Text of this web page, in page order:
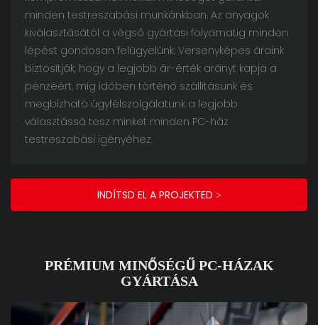
minden testreszabási munkánkban. Az anyagok
kiválasztásától a végső gyártási folyamatig minden
lépést gondosan felügyelünk. Versenyképes áraink
biztosítják, hogy a legjobb ár-érték arányt kapja a
pénzéért, míg időben történő szállításunk és
megbízható ügyfélszolgálatunk a legjobb
választássá tesz minket minden PC-ház
testreszabási igényéhez.
INDÍTSD EL A PROJEKTED >
PRÉMIUM MINŐSÉGŰ PC-HÁZAK
GYÁRTÁSA